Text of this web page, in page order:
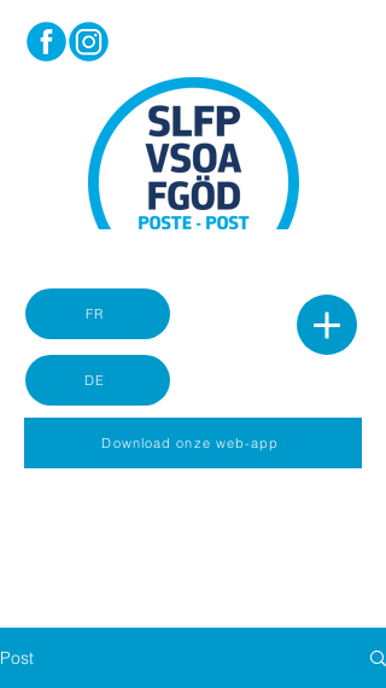
DE
FR
Download onze web-app
Post